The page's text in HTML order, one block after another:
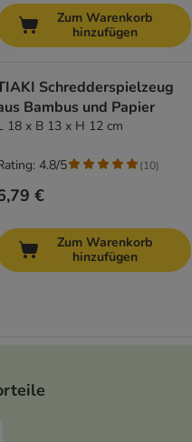
Zum Warenkorb
hinzufügen
Schredderspielzeug
Bambus und Papier
18 x B 13 x H 12 cm
€
4.8/5 (10)
Zum Warenkorb
hinzufügen